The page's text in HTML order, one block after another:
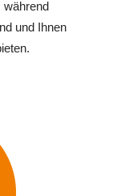
während
und Ihnen